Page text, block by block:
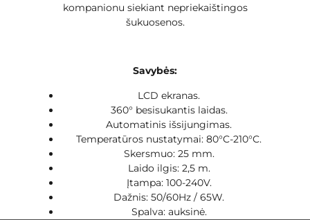
kompanionu siekiant nepriekaištingos
šukuosenos.
Savybės:
LCD ekranas.
360° besisukantis laidas.
Automatinis išsijungimas.
Temperatūros nustatymai: 80°C-210°C.
Skersmuo: 25 mm.
Laido ilgis: 2,5 m.
Įtampa: 100-240V.
Dažnis: 50/60Hz / 65W.
Spalva: auksinė.